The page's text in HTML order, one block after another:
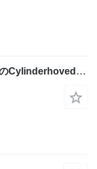
JCB 427 HL ホイールローダーのためのCylinderhoveddæksel その他のエンジンスペア部品